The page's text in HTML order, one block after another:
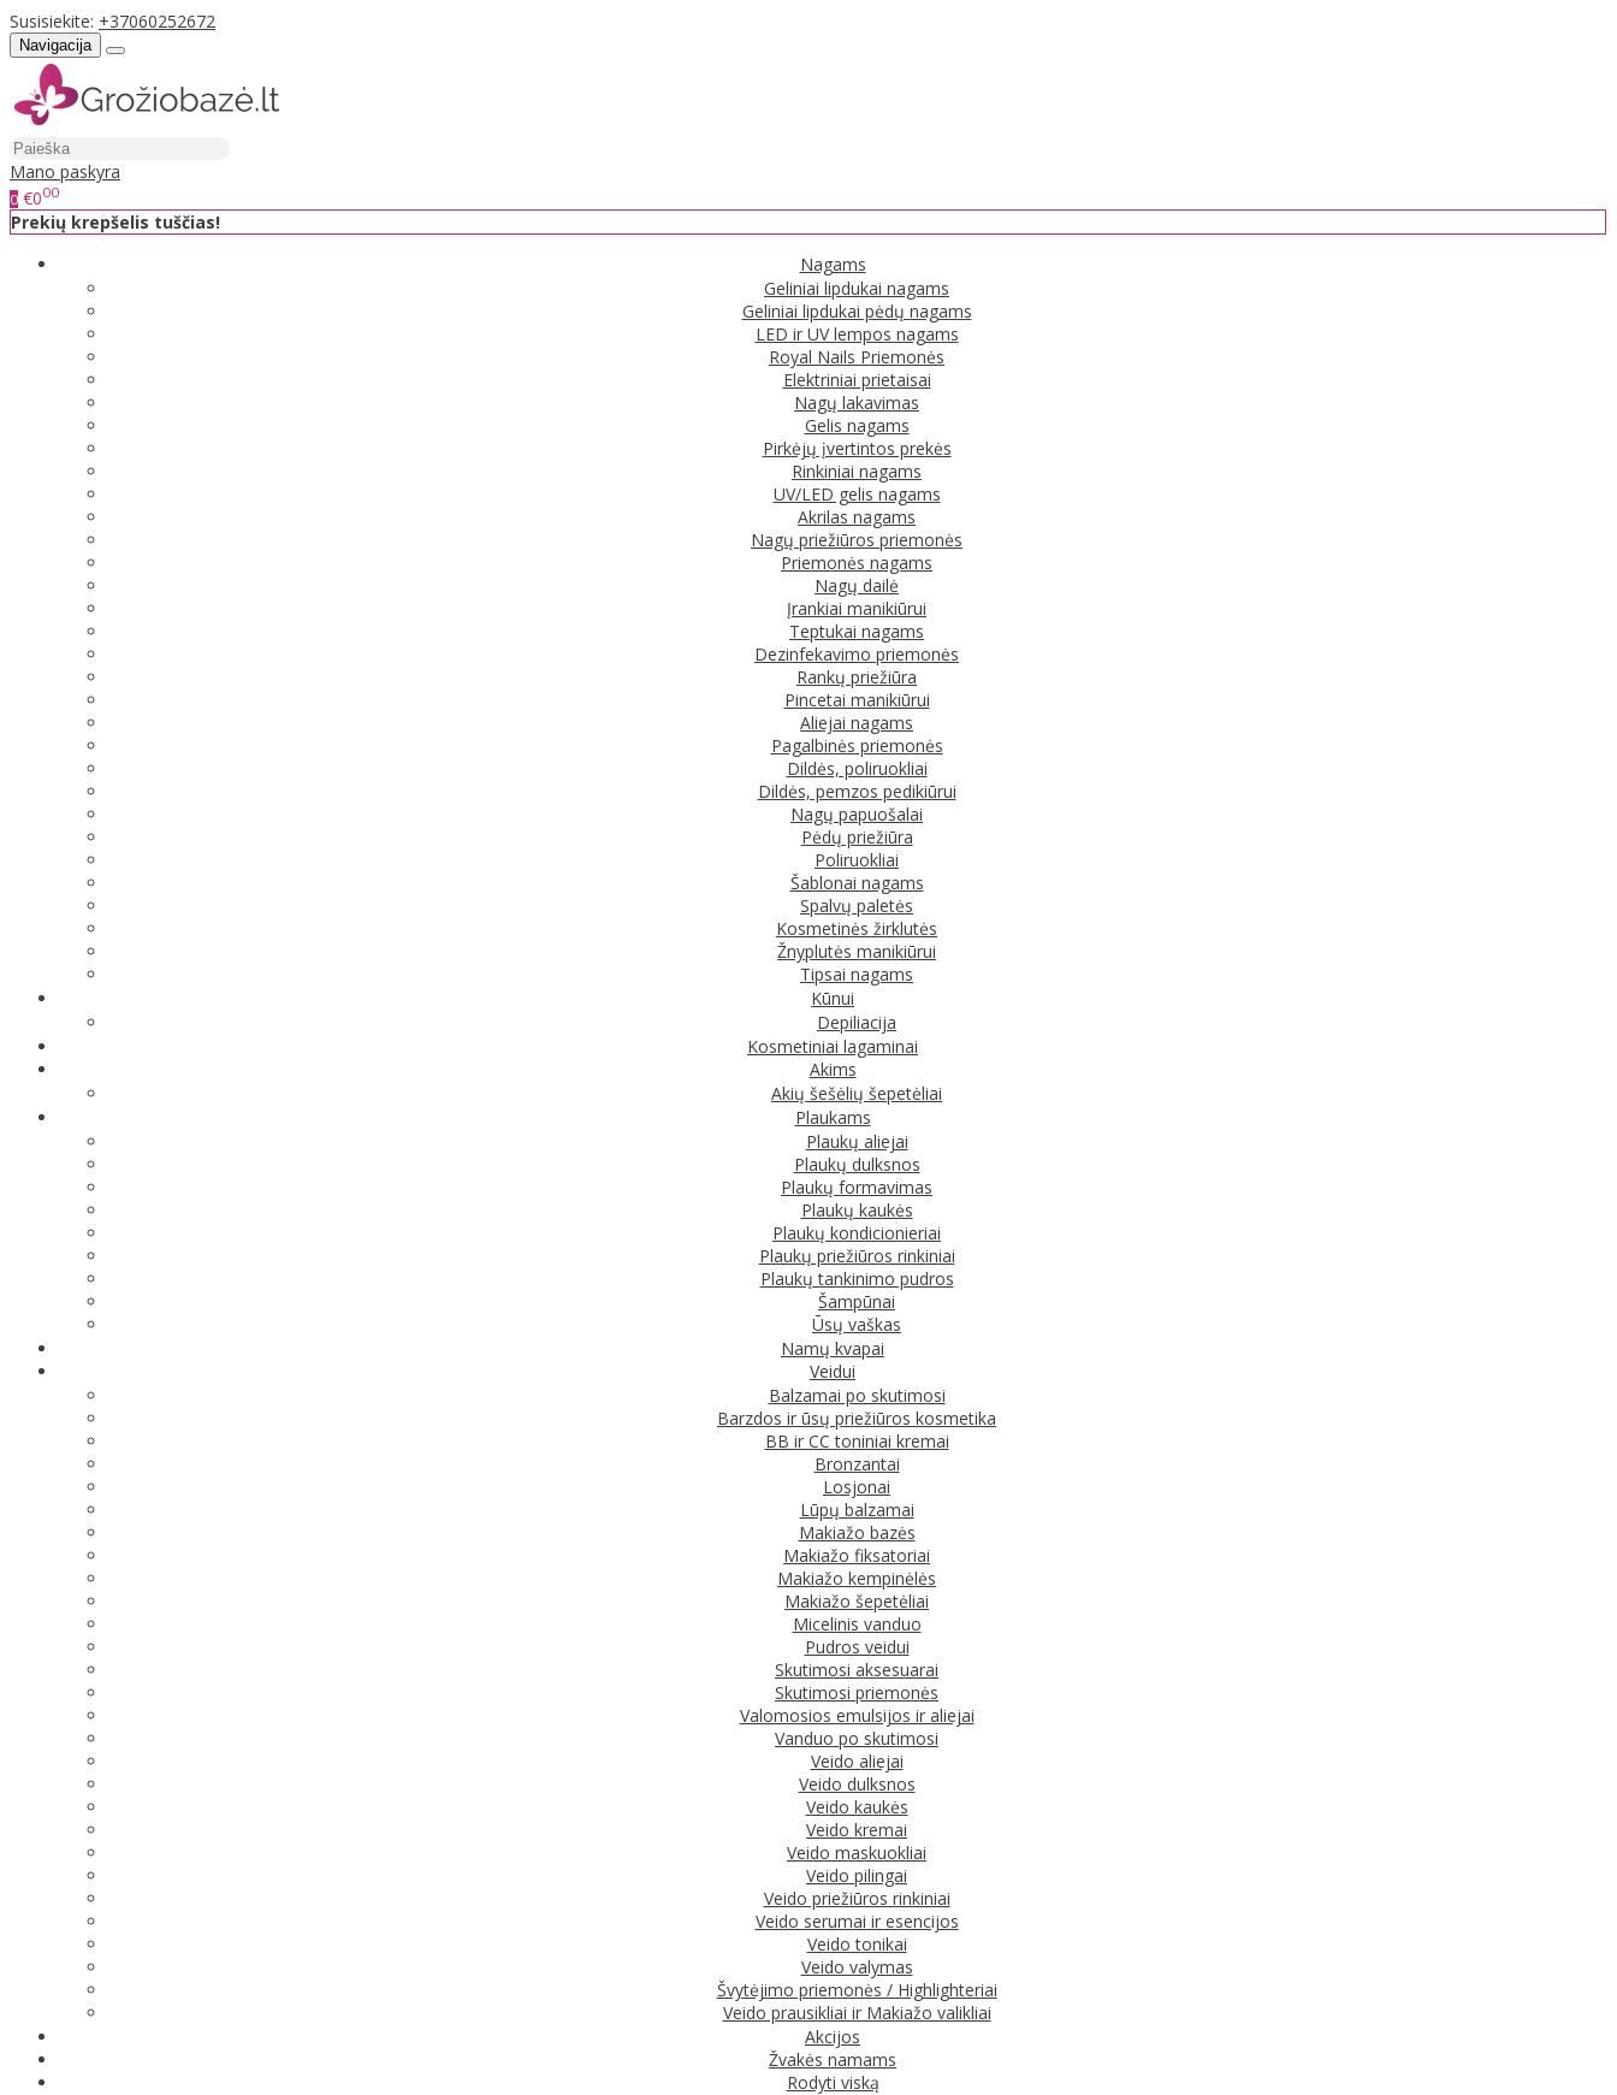
Susisiekite: +37060252672
Navigacija
Mano paskyra
0 €000
Prekių krepšelis tuščias!
Nagams
Geliniai lipdukai nagams
Geliniai lipdukai pėdų nagams
LED ir UV lempos nagams
Royal Nails Priemonės
Elektriniai prietaisai
Nagų lakavimas
Gelis nagams
Pirkėjų įvertintos prekės
Rinkiniai nagams
UV/LED gelis nagams
Akrilas nagams
Nagų priežiūros priemonės
Priemonės nagams
Nagų dailė
Įrankiai manikiūrui
Teptukai nagams
Dezinfekavimo priemonės
Rankų priežiūra
Pincetai manikiūrui
Aliejai nagams
Pagalbinės priemonės
Dildės, poliruokliai
Dildės, pemzos pedikiūrui
Nagų papuošalai
Pėdų priežiūra
Poliruokliai
Šablonai nagams
Spalvų paletės
Kosmetinės žirklutės
Žnyplutės manikiūrui
Tipsai nagams
Kūnui
Depiliacija
Kosmetiniai lagaminai
Akims
Akių šešėlių šepetėliai
Plaukams
Plaukų aliejai
Plaukų dulksnos
Plaukų formavimas
Plaukų kaukės
Plaukų kondicionieriai
Plaukų priežiūros rinkiniai
Plaukų tankinimo pudros
Šampūnai
Ūsų vaškas
Namų kvapai
Veidui
Balzamai po skutimosi
Barzdos ir ūsų priežiūros kosmetika
BB ir CC toniniai kremai
Bronzantai
Losjonai
Lūpų balzamai
Makiažo bazės
Makiažo fiksatoriai
Makiažo kempinėlės
Makiažo šepetėliai
Micelinis vanduo
Pudros veidui
Skutimosi aksesuarai
Skutimosi priemonės
Valomosios emulsijos ir aliejai
Vanduo po skutimosi
Veido aliejai
Veido dulksnos
Veido kaukės
Veido kremai
Veido maskuokliai
Veido pilingai
Veido priežiūros rinkiniai
Veido serumai ir esencijos
Veido tonikai
Veido valymas
Švytėjimo priemonės / Highlighteriai
Veido prausikliai ir Makiažo valikliai
Akcijos
Žvakės namams
Rodyti viską